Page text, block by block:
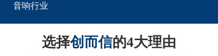
音响行业
选择创而信的4大理由